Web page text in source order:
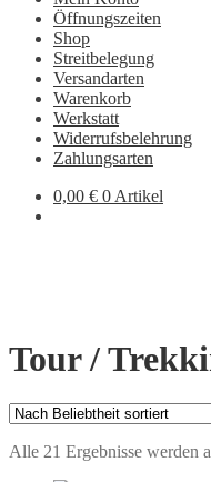
Öffnungszeiten
Shop
Streitbelegung
Versandarten
Warenkorb
Werkstatt
Widerrufsbelehrung
Zahlungsarten
0,00 € 0 Artikel
Tour /
Alle 21 Ergebnisse werden